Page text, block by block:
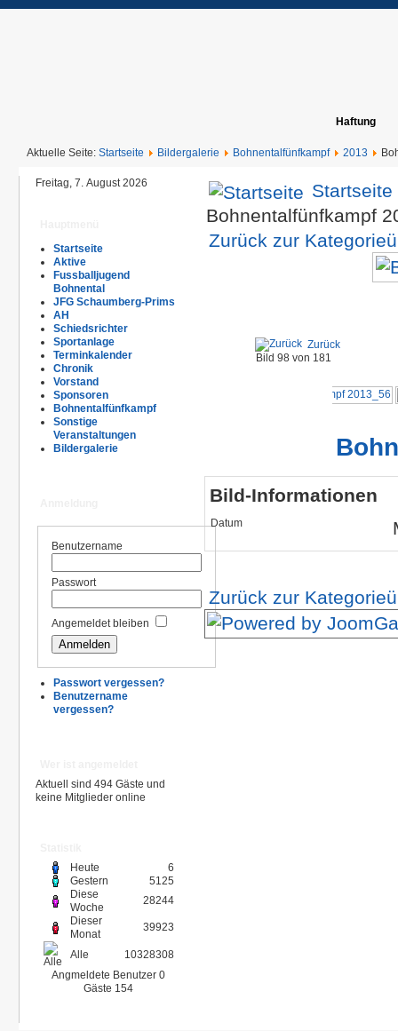
Haftung
Aktuelle Seite: Startseite Bildergalerie Bohnentalfünfkampf 2013
Freitag, 7. August 2026
Startseite
Aktive
Fussballjugend
Bohnental
JFG Schaumberg-Prims
AH
Schiedsrichter
Sportanlage
Terminkalender
Chronik
Vorstand
Sponsoren
Bohnentalfünfkampf
Sonstige
Veranstaltungen
Bildergalerie
Benutzername
Passwort
Angemeldet bleiben
Passwort vergessen?
Benutzername
vergessen?
Aktuell sind 494 Gäste und
keine Mitglieder online
Heute
6
Gestern
5125
Diese
Woche
28244
Dieser
Monat
39923
Alle
10328308
Angmeldete Benutzer 0
Gäste 154
Startseite
Bohnentalfünfkampf
Zurück zur
Zurück
Bild 98 von 181
Bild-Informationen
Datum
Zurück zur